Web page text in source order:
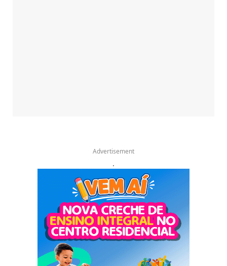
Advertisement
.